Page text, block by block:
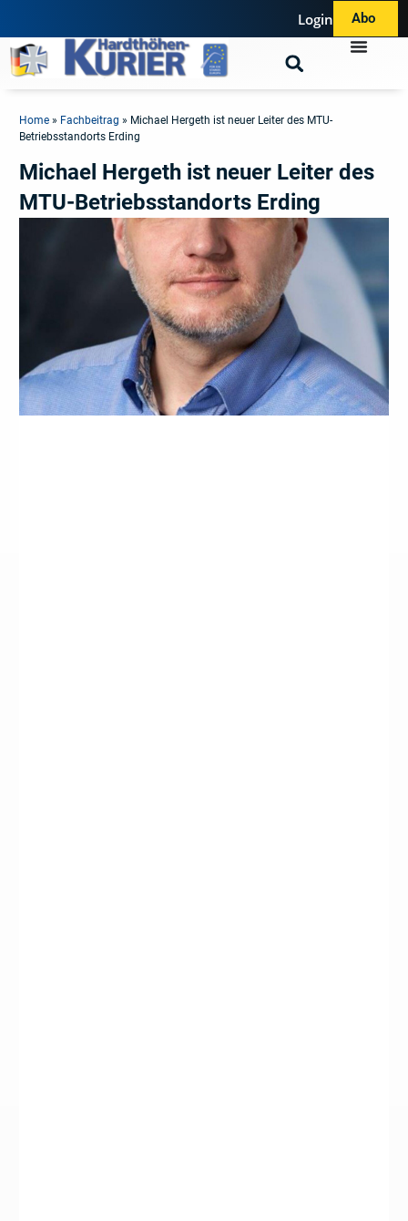
Login Abo
Home » Fachbeitrag » Michael Hergeth ist neuer Leiter des MTU-
Betriebsstandorts Erding
Michael Hergeth ist neuer Leiter des
MTU-Betriebsstandorts Erding